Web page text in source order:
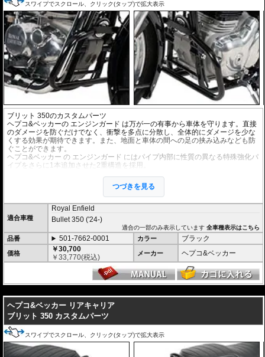
スワイプでスクロール、クリック(タップ)で拡大表示
ブリット 350のカスタムパーツ
ヘプコ&ベッカーの エンジンガード は万が一の有事から車体を守ります。直接
のダメージを防ぐだけでなく、衝撃を多点に分散し、全体的にダメージを少な
くする効果が期待できます。また、地面と車体の間への足の挟み込みなども防
ぐことができます。
ヘプコ&ベッカー の エンジンガード にはパイプ内部に性質の異なる特殊強化パ
イプをさらに1本追加させた2重構造を採用。
きだされた耐衝撃性に優れた構造です。
また多点支持や、パイプのつなぎ方も差し込みタイプとすることで、充分な強
ヘプコ&ベッカーのエンジンガードは有事にその効果を間違いなく実感して頂
けるでしょう。
つづきを見る
適合車種
Royal Enfield
Bullet 350 ('24-)
適合の一部のみ表示しています全車種表示はこちら
品番 501-7662-0001 カラー ブラック
価格
￥30,700
￥33,770(税込) メーカー ヘプコ&ベッカー
ヘプコ&ベッカー リアキャリア
ブリット 350 カスタムパーツ
スワイプでスクロール、クリック(タップ)で拡大表示